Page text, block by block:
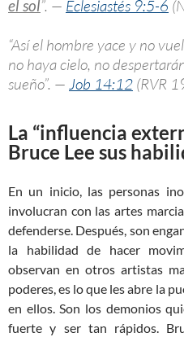
el sol”. — Eclesiastés 9:5-6
“Así el hombre yace y no
no haya cielo, no
sueño”. — Job 14:12 (RVR
La “influencia
Bruce Lee sus
En un inicio, las personas
involucran con las artes
defenderse. Después, son
la habilidad de hacer
observan en otros artistas
poderes, es lo que les abre la
en ellos. Son los demonios
fuerte y ser tan rápidos.